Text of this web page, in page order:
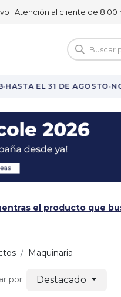
| Atención al cliente de 8:00
Vuelta al cole
EL 31 DE AGOSTO·NO
el producto que
Maquinaria
por: Destacado